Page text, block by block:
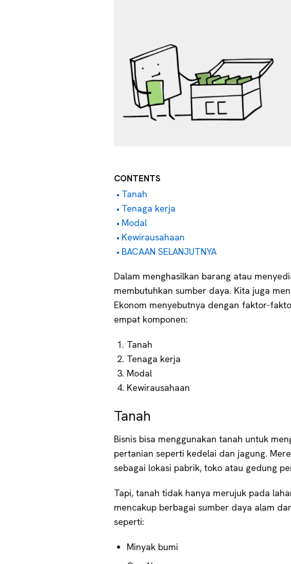
CONTENTS
Tanah
Tenaga kerja
Modal
Kewirausahaan
BACAAN SELANJUTNYA
Dalam menghasilkan barang atau
membutuhkan sumber daya. Kita juga
Ekonom menyebutnya dengan faktor-
empat komponen:
Tanah
Tenaga kerja
Modal
Kewirausahaan
Tanah
Bisnis bisa menggunakan tanah untuk
pertanian seperti kedelai dan jagung.
sebagai lokasi pabrik, toko atau gedung
Tapi, tanah tidak hanya merujuk pada
mencakup berbagai sumber daya alam
seperti:
Minyak bumi